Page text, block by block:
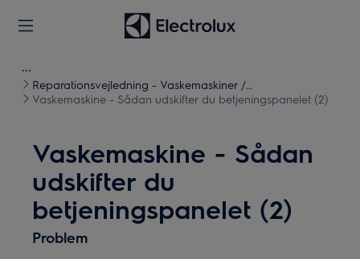
Reparationsvejledning - Vaskemaskiner /
Vasketørretumblere
Vaskemaskine - Sådan udskifter du betjeningspanelet (2)
Vaskemaskine - Sådan
udskifter du
betjeningspanelet (2)
Problem